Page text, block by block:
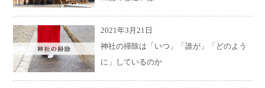
2021年3月21日
神社の掃除は「いつ」「誰が」「どのよう
に」しているのか